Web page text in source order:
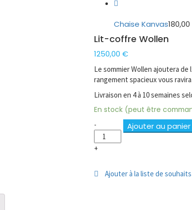
Chaise Kanvas180,00
Lit-coffre Wollen
1250,00€
Le sommier Wollen ajoutera de
rangement spacieux vous
Livraison en 4 à 10 semaines
En stock (peut être
Lit-
coffre
Wollen
-
+
Ajouter au panier
Ajouter à la liste de souhaits